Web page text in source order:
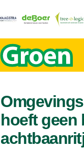
hoeft geen